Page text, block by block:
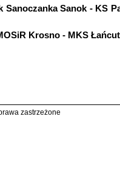
Sanoczanka Sanok - KS
Krosno - MKS Łańcut
zastrzeżone